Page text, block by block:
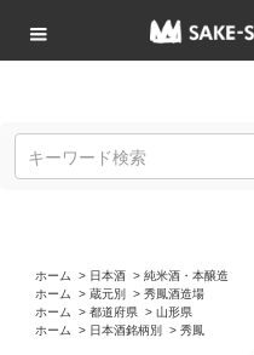
ホーム > 日本酒 > 純米酒・本醸造
ホーム
> 蔵元別 > 秀鳳酒造場
ホーム
> 都道府県 > 山形県
ホーム
> 日本酒銘柄別 > 秀鳳